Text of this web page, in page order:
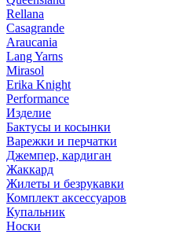
Rellana
Casagrande
Araucania
Lang Yarns
Mirasol
Erika Knight
Performance
Изделие
Бактусы и косынки
Варежки и перчатки
Джемпер, кардиган
Жаккард
Жилеты и безрукавки
Комплект аксессуаров
Купальник
Носки